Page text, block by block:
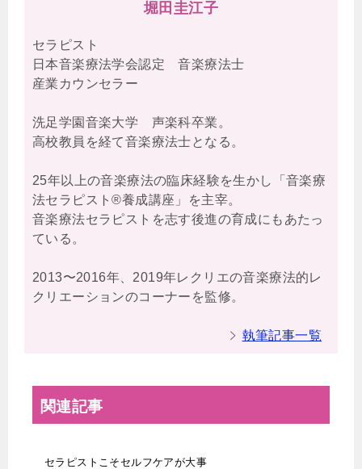
堀田圭江子
セラピスト
日本音楽療法学会認定 音楽療法士
産業カウンセラー
洗足学園音楽大学 声楽科卒業。
高校教員を経て音楽療法士となる。
25年以上の音楽療法の臨床経験を生かし「音楽療
法セラピスト®養成講座」を主宰。
音楽療法セラピストを志す後進の育成にもあたっ
ている。
2013〜2016年、2019年レクリエの音楽療法的レ
クリエーションのコーナーを監修。
執筆記事一覧
関連記事
セラピストこそセルフケアが大事